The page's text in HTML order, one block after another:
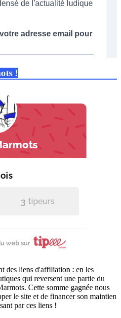
!
3 tipeurs
web sur
des liens d'affiliation : en les
qui reversent une partie du
Cette somme gagnée nous
le site et de financer son maintien
par ces liens !